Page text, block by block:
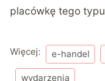
placówkę tego typu
Więcej: e-handel
wydarzenia